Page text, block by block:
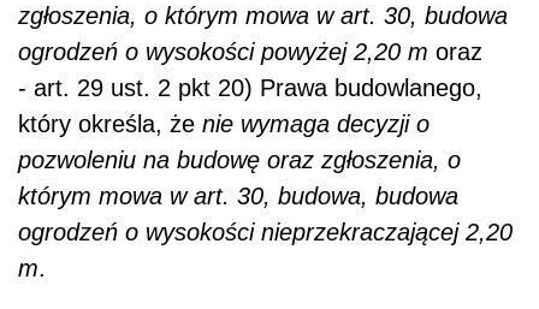
zgłoszenia, o którym mowa w art. 30, budowa
ogrodzeń o wysokości powyżej 2,20 m oraz
- art. 29 ust. 2 pkt 20) Prawa budowlanego,
który określa, że nie wymaga decyzji o
pozwoleniu na budowę oraz zgłoszenia, o
którym mowa w art. 30, budowa, budowa
ogrodzeń o wysokości nieprzekraczającej 2,20
m.